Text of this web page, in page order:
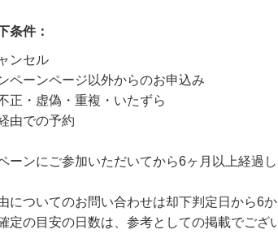
条件：
ンセル
ペーンページ以外からのお申込み
正・虚偽・重複・いたずら
由での予約
ーンにご参加いただいてから6ヶ月以上経過
についてのお問い合わせは却下判定日から6
の目安の日数は、参考としての掲載でござ